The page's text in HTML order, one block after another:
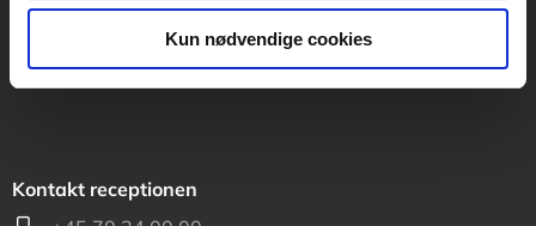
Kun nødvendige cookies
support@akademisk.dk
Kontakt receptionen